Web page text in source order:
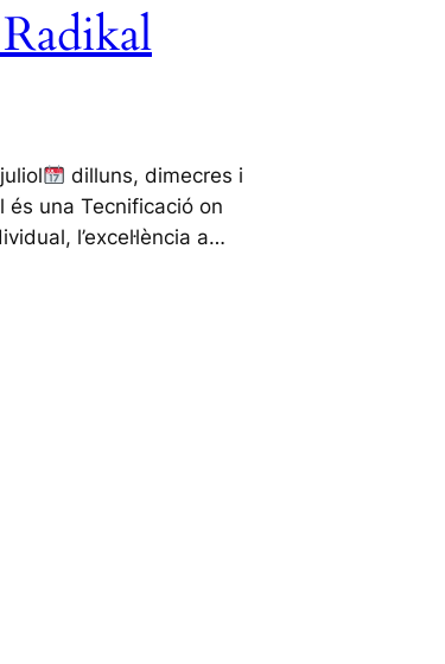
dilluns, dimecres i
és una Tecnificació on
l’excel·lència a…